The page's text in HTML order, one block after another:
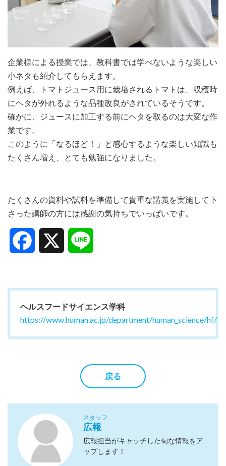
企業様による授業では、教科書では学べないような楽しい
小ネタも紹介してもらえます。
例えば、トマトジュース用に栽培されるトマトは、収穫時
にヘタが外れるような品種改良がされているそうです。
確かに、ジュースに加工する前にヘタを取るのは大変な作
業です。
このように「なるほど！」と感心するような楽しい知識も
たくさん増え、とても勉強になりました。
たくさんの資料や試料を準備して貴重な講義を実施して下
さった講師の方には感謝の気持ちでいっぱいです。
Facebook
ヘルスフードサイエンス学科
https://www.human.ac.jp/department/human_science/hf/
戻る
スタッフ
広報
広報担当がキャッチした旬な情報をア
ップします！